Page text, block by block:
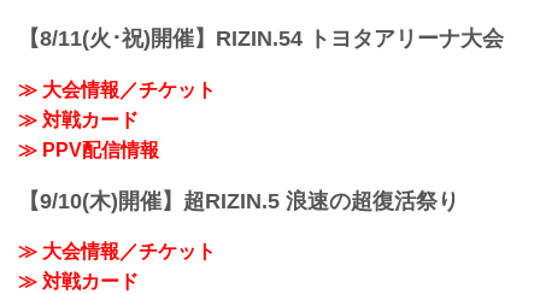
【8/11(火･祝)開催】RIZIN.54 トヨタアリーナ大会
≫ 大会情報／チケット
≫ 対戦カード
≫ PPV配信情報
【9/10(木)開催】超RIZIN.5 浪速の超復活祭り
≫ 大会情報／チケット
≫ 対戦カード